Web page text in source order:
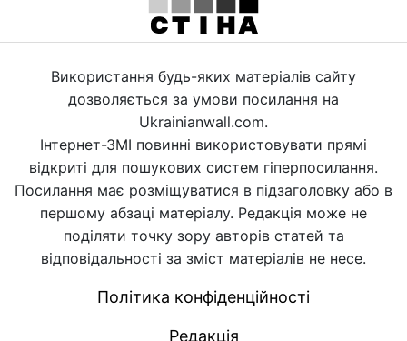
Використання будь-яких матеріалів сайту
дозволяється за умови посилання на
Ukrainianwall.com.
Інтернет-ЗМІ повинні використовувати прямі
відкриті для пошукових систем гіперпосилання.
Посилання має розміщуватися в підзаголовку або в
першому абзаці матеріалу. Редакція може не
поділяти точку зору авторів статей та
відповідальності за зміст матеріалів не несе.
Політика конфіденційності
Редакція